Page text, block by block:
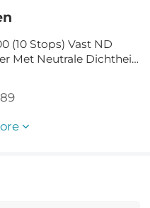
(10 Stops) Vast ND
Met Neutrale Dichtheid
Optisch Glas Nano